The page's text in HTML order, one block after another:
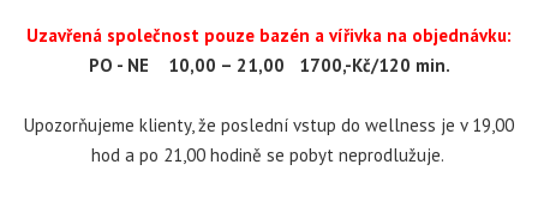
Uzavřená společnost pouze bazén a vířivka na objednávku:
PO - NE 10,00 – 21,00
1700,-Kč/120 min.
Upozorňujeme klienty, že poslední vstup do wellness je v 19,00
hod a po 21,00 hodině se pobyt neprodlužuje.